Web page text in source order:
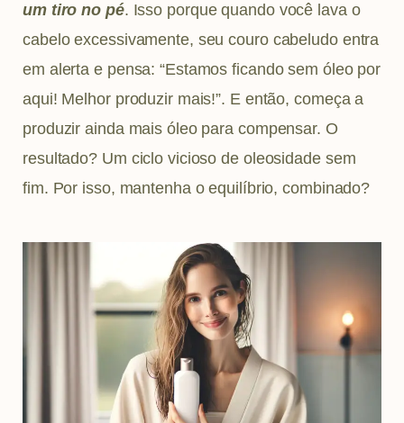
um tiro no pé. Isso porque quando você lava o
cabelo excessivamente, seu couro cabeludo entra
em alerta e pensa: “Estamos ficando sem óleo por
aqui! Melhor produzir mais!”. E então, começa a
produzir ainda mais óleo para compensar. O
resultado? Um ciclo vicioso de oleosidade sem
fim. Por isso, mantenha o equilíbrio, combinado?